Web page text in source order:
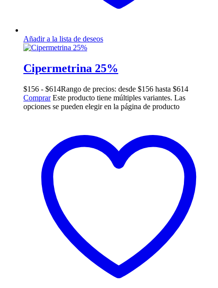
Añadir a la lista de deseos
Cipermetrina 25%
$156 - $614Rango de precios: desde $156 hasta $614
Comprar Este producto tiene múltiples variantes. Las
opciones se pueden elegir en la página de producto